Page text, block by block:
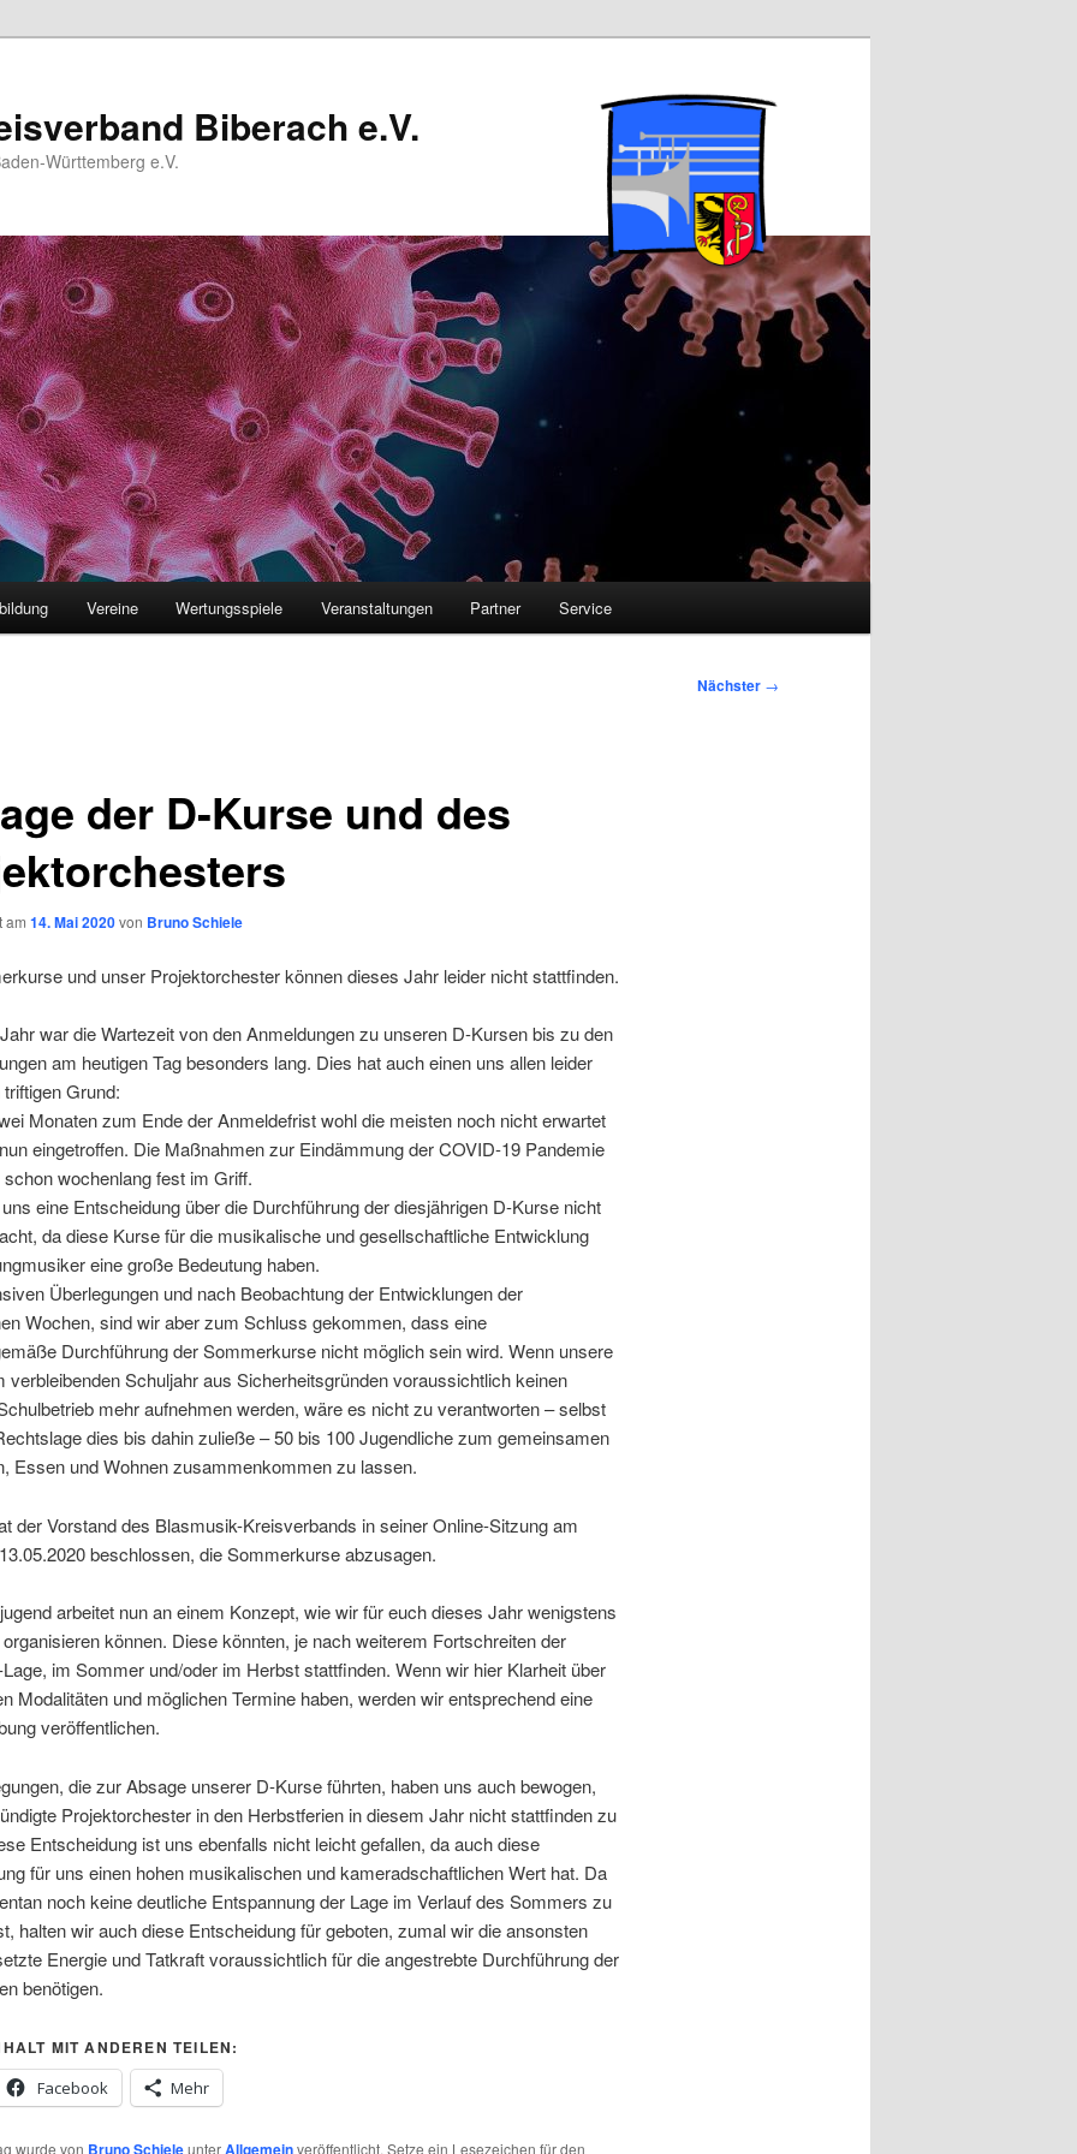
Biberach e.V.
Württemberg e.V.
Vereine Wertungsspiele Veranstaltungen Partner Service
Nächster →
der D-Kurse und des
am 14. Mai 2020von Bruno Schiele
und unser Projektorchester können dieses Jahr leider nicht stattfinden.
war die Wartezeit von den Anmeldungen zu unseren D-Kursen bis zu den
am heutigen Tag besonders lang. Dies hat auch einen uns allen leider
Grund:
Monaten zum Ende der Anmeldefrist wohl die meisten noch nicht erwartet
eingetroffen. Die Maßnahmen zur Eindämmung der COVID-19 Pandemie
schon wochenlang fest im Griff.
eine Entscheidung über die Durchführung der diesjährigen D-Kurse nicht
da diese Kurse für die musikalische und gesellschaftliche Entwicklung
eine große Bedeutung haben.
Überlegungen und nach Beobachtung der Entwicklungen der
Wochen, sind wir aber zum Schluss gekommen, dass eine
Durchführung der Sommerkurse nicht möglich sein wird. Wenn unsere
verbleibenden Schuljahr aus Sicherheitsgründen voraussichtlich keinen
mehr aufnehmen werden, wäre es nicht zu verantworten – selbst
dies bis dahin zuließe – 50 bis 100 Jugendliche zum gemeinsamen
Essen und Wohnen zusammenkommen zu lassen.
der Vorstand des Blasmusik-Kreisverbands in seiner Online-Sitzung am
beschlossen, die Sommerkurse abzusagen.
arbeitet nun an einem Konzept, wie wir für euch dieses Jahr wenigstens
können. Diese könnten, je nach weiterem Fortschreiten der
im Sommer und/oder im Herbst stattfinden. Wenn wir hier Klarheit über
Modalitäten und möglichen Termine haben, werden wir entsprechend eine
veröffentlichen.
die zur Absage unserer D-Kurse führten, haben uns auch bewogen,
Projektorchester in den Herbstferien in diesem Jahr nicht stattfinden zu
Entscheidung ist uns ebenfalls nicht leicht gefallen, da auch diese
für uns einen hohen musikalischen und kameradschaftlichen Wert hat. Da
noch keine deutliche Entspannung der Lage im Verlauf des Sommers zu
halten wir auch diese Entscheidung für geboten, zumal wir die ansonsten
Energie und Tatkraft voraussichtlich für die angestrebte Durchführung der
benötigen.
MIT ANDEREN TEILEN:
Facebook Mehr
wurde von Bruno SchieleunterAllgemeinveröffentlicht. Setze ein Lesezeichen für den